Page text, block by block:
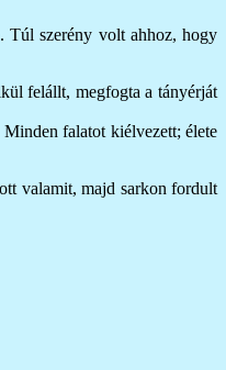
Túl szerény volt ahhoz, hogy
felállt, megfogta a tányérját
falatot kiélvezett; élete
valamit, majd sarkon fordult